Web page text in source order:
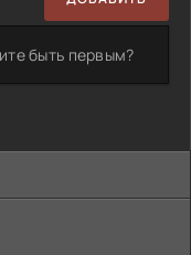
быть первым?